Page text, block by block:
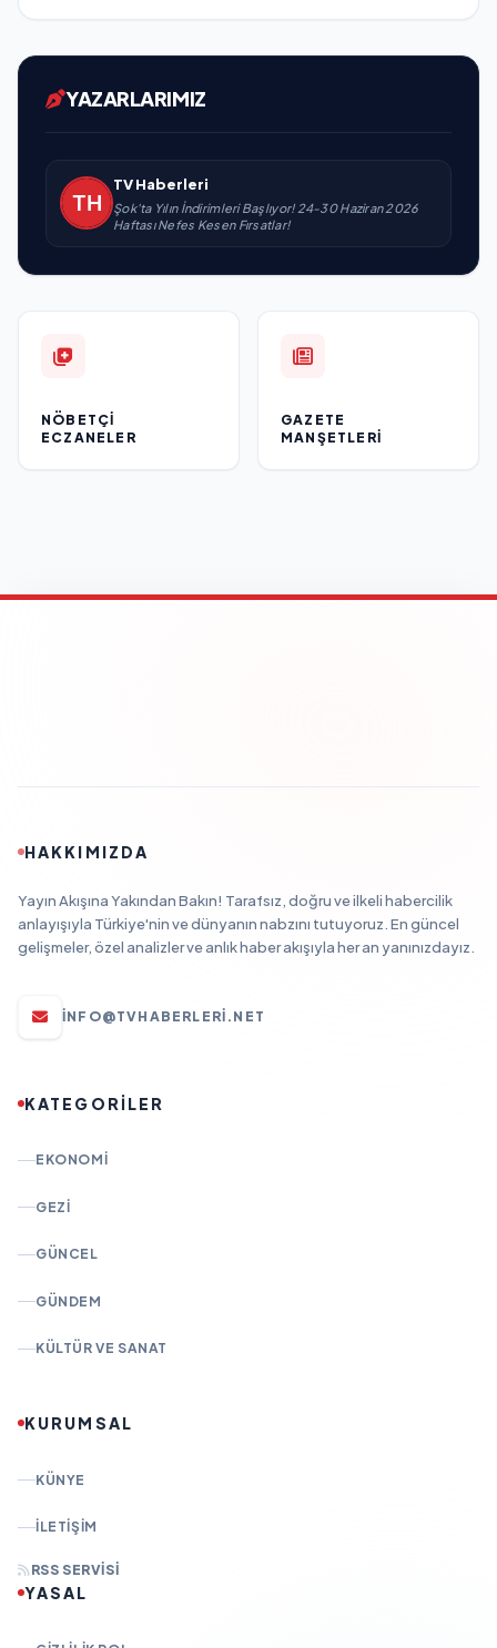
YAZARLARIMIZ
TV Haberleri
Şok'ta Yılın İndirimleri Başlıyor! 24-30 Haziran 2026
Haftası Nefes Kesen Fırsatlar!
NÖBETÇI
ECZANELER
GAZETE
MANŞETLERI
HAKKIMIZDA
Yayın Akışına Yakından Bakın! Tarafsız, doğru ve ilkeli habercilik
anlayışıyla Türkiye'nin ve dünyanın nabzını tutuyoruz. En güncel
gelişmeler, özel analizler ve anlık haber akışıyla her an yanınızdayız.
INFO@TVHABERLERI.NET
KATEGORİLER
EKONOMI
GEZI
GÜNCEL
GÜNDEM
KÜLTÜR VE SANAT
KURUMSAL
KÜNYE
İLETIŞIM
RSS SERVISI
YASAL